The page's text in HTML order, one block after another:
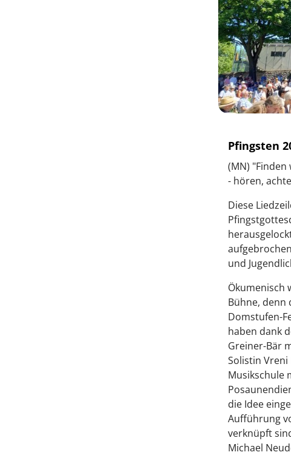
Pfingsten
(MN)
- hören,
Diese
und
Ökumenisch
Bühne, denn
Domstufen-
haben dank
Greiner-Bär
Solistin Vreni
Musikschule
die Idee
Aufführung
verknüpft
Michael